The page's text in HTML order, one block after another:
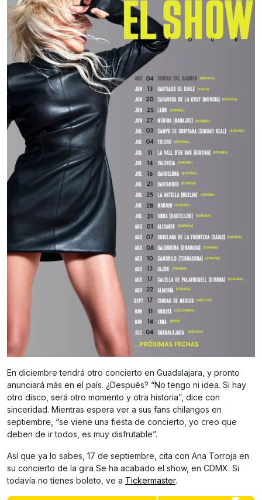
En diciembre tendrá otro concierto en Guadalajara, y pronto
anunciará más en el país. ¿Después? “No tengo ni idea. Si hay
otro disco, será otro momento y otra historia”, dice con
sinceridad. Mientras espera ver a sus fans chilangos en
septiembre, “se viene una fiesta de concierto, yo creo que
deben de ir todos, es muy disfrutable”.
Así que ya lo sabes, 17 de septiembre, cita con Ana Torroja en
su concierto de la gira Se ha acabado el show, en CDMX. Si
todavía no tienes boleto, ve a Tickermaster.